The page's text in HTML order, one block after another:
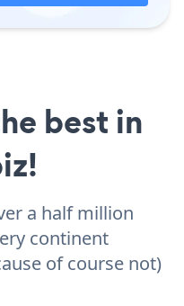
best in
a half million
continent
of course not)